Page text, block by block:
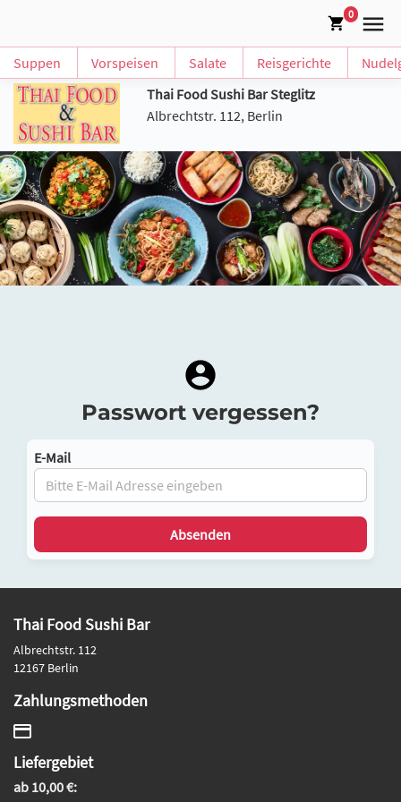
0
Suppen Vorspeisen Salate Reisgerichte
Thai Food Sushi Bar Steglitz
Albrechtstr. 112, Berlin
Passwort vergessen?
E-Mail
Thai Food Sushi Bar
Albrechtstr. 112
12167 Berlin
Zahlungsmethoden
Liefergebiet
ab 10,00 €: